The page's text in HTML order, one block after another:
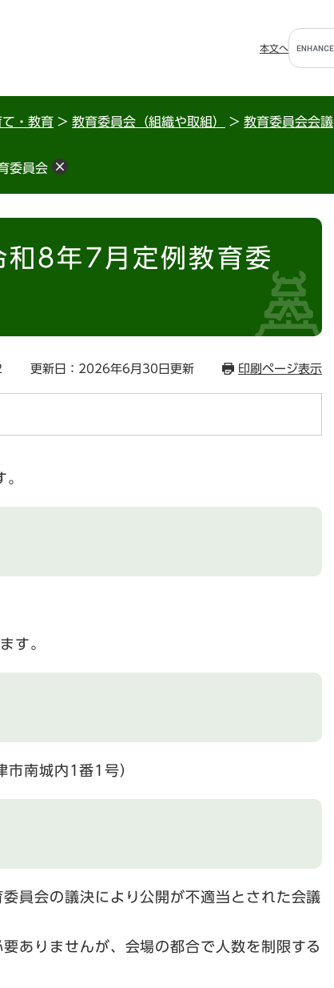
本文へ
G
o
g
l
タ
て・教育 > 教育委員会（組織や取組） > 教育委員会会議
委員会
和8年7月定例教育委
更新日：2026年6月30日更新 印刷ページ表示
す。
市南城内1番1号）
員会の議決により公開が不適当とされた会議
ありませんが、会場の都合で人数を制限する